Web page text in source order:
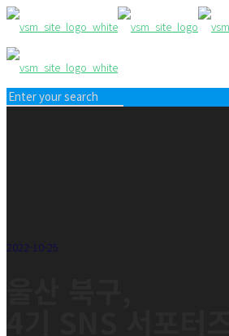
2022-10-25